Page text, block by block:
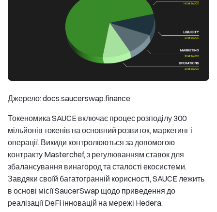
Джерело: docs.saucerswap.finance
Токеномика SAUCE включає процес розподілу 300
мільйонів токенів на основний розвиток, маркетинг і
операції. Викиди контролюються за допомогою
контракту Masterchef, з регулюванням ставок для
збалансування винагород та сталості екосистеми.
Завдяки своїй багатогранній корисності, SAUCE лежить
в основі місії SaucerSwap щодо приведення до
реалізації DeFi інновацій на мережі Hedera.